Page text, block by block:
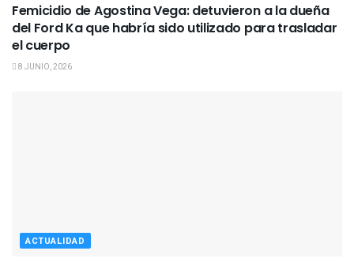
Femicidio de Agostina Vega: detuvieron a la dueña
del Ford Ka que habría sido utilizado para trasladar
el cuerpo
8 JUNIO, 2026
ACTUALIDAD